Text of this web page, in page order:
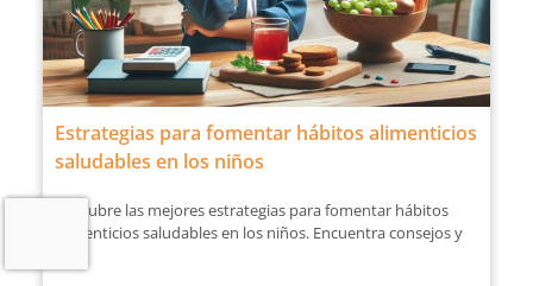
Estrategias para fomentar hábitos alimenticios
saludables en los niños
Descubre las mejores estrategias para fomentar hábitos
alimenticios saludables en los niños. Encuentra consejos y